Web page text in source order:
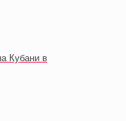
Кубани в